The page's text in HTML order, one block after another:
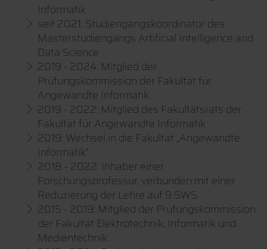
Informatik
seit 2021: Studiengangskoordinator des
Masterstudiengangs Artificial Intelligence and
Data Science
2019 - 2024: Mitglied der
Prüfungskommission der Fakultät für
Angewandte Informatik.
2019 - 2022: Mitglied des Fakultätsrats der
Fakultät für Angewandte Informatik
2019: Wechsel in die Fakultät „Angewandte
Informatik“.
2018 - 2022: Inhaber einer
Forschungsprofessur, verbunden mit einer
Reduzierung der Lehre auf 9 SWS.
2015 - 2019: Mitglied der Prüfungskommission
der Fakultät Elektrotechnik, Informatik und
Medientechnik.